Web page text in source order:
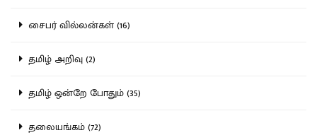
சைபர் வில்லன்கள் (16)
தமிழ் அறிவு (2)
தமிழ் ஒன்றே போதும் (35)
தலையங்கம் (72)